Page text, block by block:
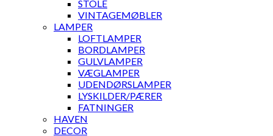
STOLE
VINTAGEMØBLER
LAMPER
LOFTLAMPER
BORDLAMPER
GULVLAMPER
VÆGLAMPER
UDENDØRSLAMPER
LYSKILDER/PÆRER
FATNINGER
HAVEN
DECOR